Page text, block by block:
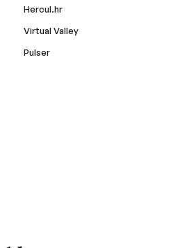
Hercul.hr
Virtual Valley
Pulser